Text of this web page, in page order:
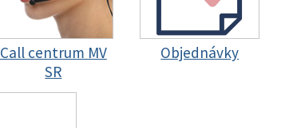
Call centrum MV
SR
Objednávky